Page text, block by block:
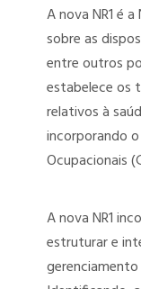
LTCAT – LAUDO
LIP – LAUDO DE
ENVIO DOS EVENTOS
PERITO MÉDICO
A nova NR1 é
sobre as
entre outros
estabelece os
relativos à
incorporando
Ocupacionais
A nova NR1
estruturar e